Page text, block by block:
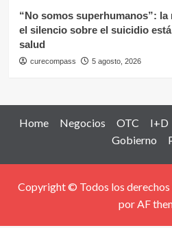
“No somos superhumanos”:
el silencio sobre el suicidio
salud
curecompass 5 agosto, 2026
Home Negocios OTC I+D
Gobierno
Copyright © Todos los derechos
por AF